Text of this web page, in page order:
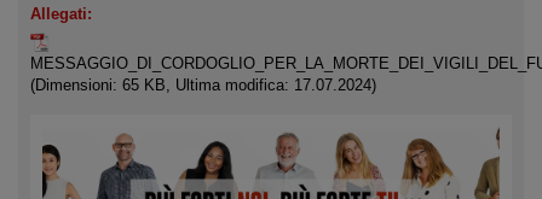
Allegati:
(Dimensioni: 65 KB, Ultima modifica: 17.07.2024)